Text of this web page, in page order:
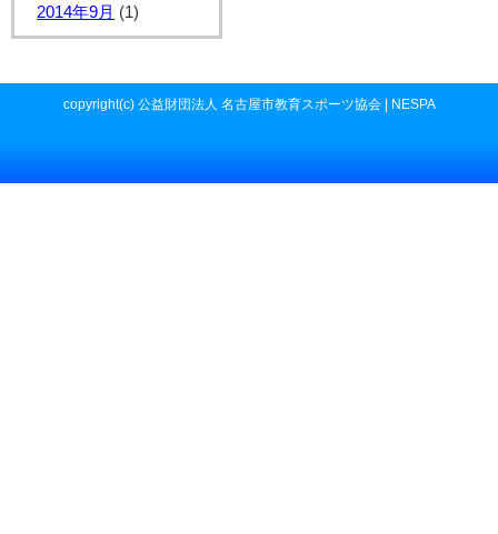
2014年9月 (1)
copyright(c) 公益財団法人 名古屋市教育スポーツ協会 | NESPA